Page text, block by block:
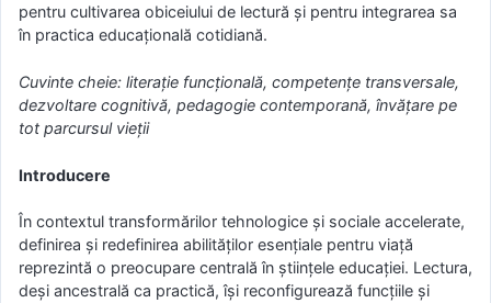
pentru cultivarea obiceiului de lectură și pentru integrarea sa
în practica educațională cotidiană.
Cuvinte cheie: literație funcțională, competențe transversale,
dezvoltare cognitivă, pedagogie contemporană, învățare pe
tot parcursul vieții
Introducere
În contextul transformărilor tehnologice și sociale accelerate,
definirea și redefinirea abilităților esențiale pentru viață
reprezintă o preocupare centrală în științele educației. Lectura,
deși ancestrală ca practică, își reconfigurează funcțiile și